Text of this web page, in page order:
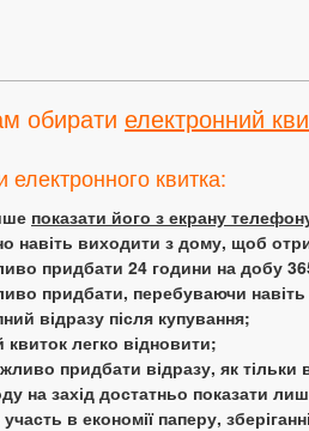
обирати електронний
квитка:
показати його з екрану
навіть виходити з дому, щоб
придбати 24 години на добу
придбати, перебуваючи
відразу після купування;
квиток легко відновити;
придбати відразу, як
на захід достатньо показати
в економії паперу,